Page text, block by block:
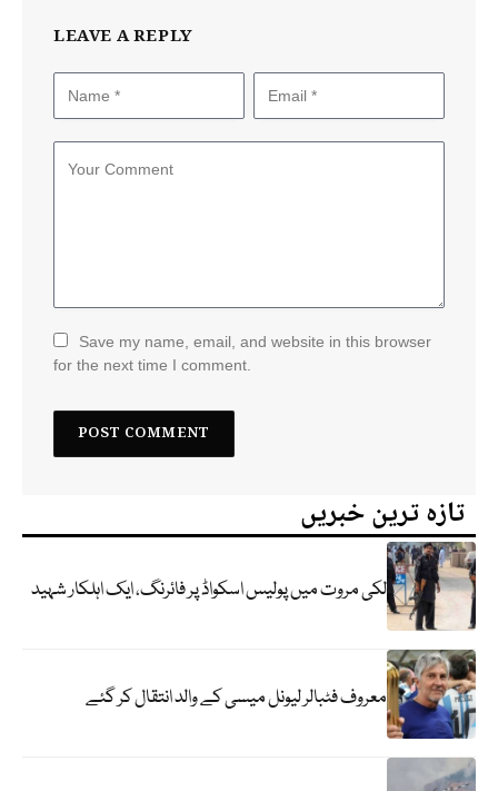
LEAVE A REPLY
Save my name, email, and website in this browser
for the next time I comment.
تازہ ترین خبریں
لکی مروت میں پولیس اسکواڈ پر فائرنگ، ایک اہلکار شہید
معروف فٹبالر لیونل میسی کے والد انتقال کر گئے